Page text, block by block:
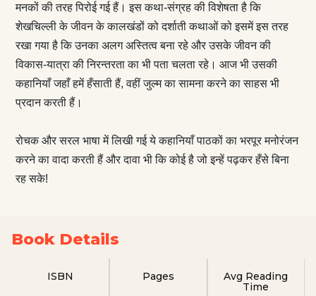
मनकों की तरह पिरोई गई हैं। इस कथा-संग्रह की विशेषता है कि
शेखचिल्ली के जीवन के कालखंडों को दर्शाती कथाओं को इसमें इस तरह
रखा गया है कि उनका अलग अस्तित्व बना रहे और उसके जीवन की
विकास-यात्रा की निरन्तरता का भी पता चलता रहे। आज भी उसकी
कहानियाँ जहाँ हमें हँसाती हैं, वहीं जुल्म का सामना करने का साहस भी
प्रदान करती हैं।
रोचक और सरल भाषा में लिखी गई ये कहानियाँ पाठकों का भरपूर मनोरंजन
करने का वादा करती हैं और दावा भी कि कोई है जो इन्हें पढ़कर हँसे बिना
रह सके!
Book Details
ISBN Pages
Avg Reading
Time